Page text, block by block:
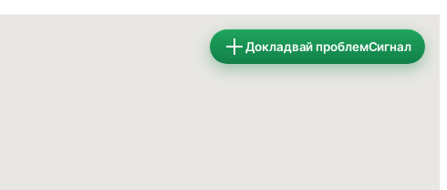
Докладвай проблемСигнал